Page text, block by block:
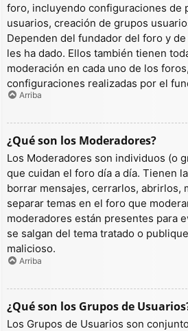
foro, incluyendo configuraciones de
usuarios, creación de grupos
Dependen del fundador del foro y
les ha dado. Ellos también tienen
moderación en cada uno de los
configuraciones realizadas por el
Arriba
¿Qué son los Moderadores?
Los Moderadores son individuos (o
que cuidan el foro día a día. Tienen
borrar mensajes, cerrarlos, abrirlos,
separar temas en el foro que
moderadores están presentes para
se salgan del tema tratado o
malicioso.
Arriba
¿Qué son los Grupos de
Los Grupos de Usuarios son